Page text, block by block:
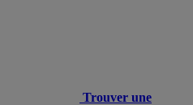
Trouver une